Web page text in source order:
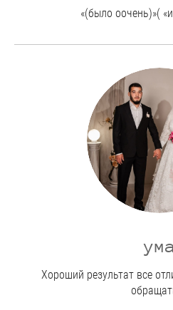
«(было оочень)»(
ума
Хороший результат все